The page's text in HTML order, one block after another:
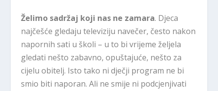
Želimo sadržaj koji nas ne zamara. Djeca
najčešće gledaju televiziju navečer, često nakon
napornih sati u školi – u to bi vrijeme željela
gledati nešto zabavno, opuštajuće, nešto za
cijelu obitelj. Isto tako ni dječji program ne bi
smio biti naporan. Ali ne smije ni podcjenjivati